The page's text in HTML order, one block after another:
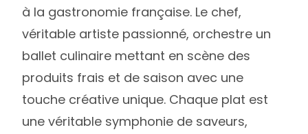
à la gastronomie française. Le chef,
véritable artiste passionné, orchestre un
ballet culinaire mettant en scène des
produits frais et de saison avec une
touche créative unique. Chaque plat est
une véritable symphonie de saveurs,